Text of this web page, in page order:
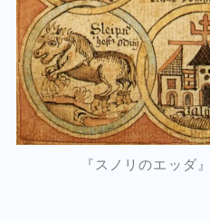
『スノリのエッダ